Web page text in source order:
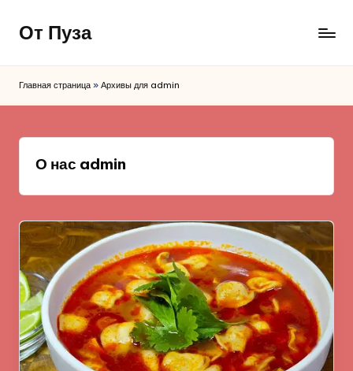
Перейти
содержимому
От Пуза
вкусные
Главная страница » Архивы для admin
О нас admin